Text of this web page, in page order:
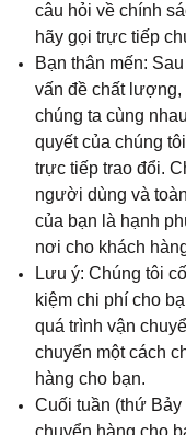
câu hỏi về chính
hãy gọi trực tiếp
Bạn thân mến:
vấn đề chất lượng,
chúng ta cùng
quyết của chúng
trực tiếp trao đổi.
người dùng và
của bạn là hạnh
nơi cho khách
Lưu ý: Chúng tôi
kiệm chi phí cho
quá trình vận
chuyển một cách
hàng cho bạn.
Cuối tuần (thứ Bảy